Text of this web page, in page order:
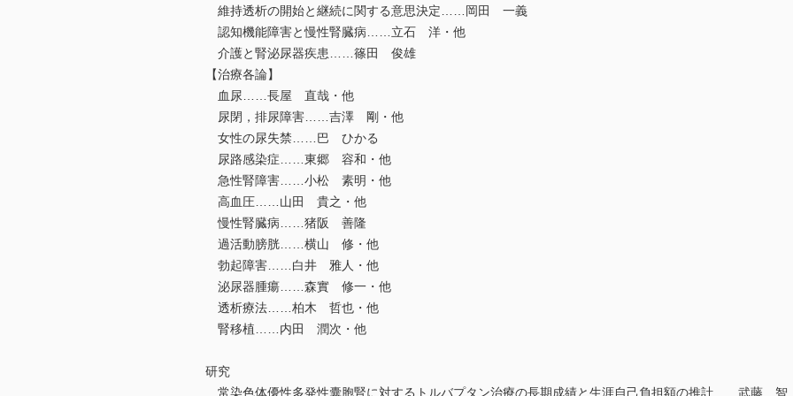
維持透析の開始と継続に関する意思決定……岡田 一義
認知機能障害と慢性腎臓病……立石 洋・他
介護と腎泌尿器疾患……篠田 俊雄
【治療各論】
血尿……長屋 直哉・他
尿閉，排尿障害……吉澤 剛・他
女性の尿失禁……巴 ひかる
尿路感染症……東郷 容和・他
急性腎障害……小松 素明・他
高血圧……山田 貴之・他
慢性腎臓病……猪阪 善隆
過活動膀胱……横山 修・他
勃起障害……白井 雅人・他
泌尿器腫瘍……森實 修一・他
透析療法……柏木 哲也・他
腎移植……内田 潤次・他
研究
常染色体優性多発性囊胞腎に対するトルバプタン治療の長期成績と生涯自己負担額の推計……武藤 智